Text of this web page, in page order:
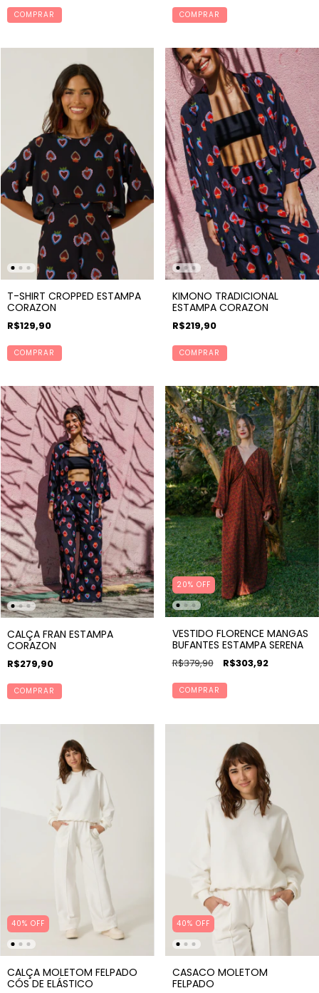
COMPRAR COMPRAR
T-SHIRT CROPPED ESTAMPA
CORAZON
R$129,90
COMPRAR
KIMONO TRADICIONAL
ESTAMPA CORAZON
R$219,90
COMPRAR
CALÇA FRAN ESTAMPA
CORAZON
R$279,90
COMPRAR
20% OFF
VESTIDO FLORENCE MANGAS
BUFANTES ESTAMPA SERENA
R$379,90 R$303,92
COMPRAR
40% OFF
CALÇA MOLETOM FELPADO
CÓS DE ELÁSTICO
40% OFF
CASACO MOLETOM
FELPADO